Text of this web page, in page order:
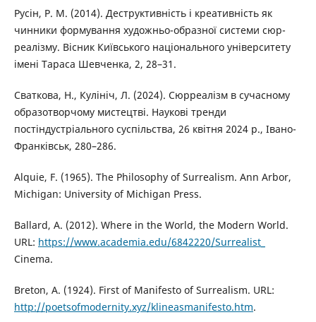
Русін, Р. М. (2014). Деструктивність і креативність як
чинники формування художньо-образної системи сюр-
реалізму. Вісник Київського національного університету
імені Тараса Шевченка, 2, 28–31.
Сваткова, Н., Кулініч, Л. (2024). Сюрреалізм в сучасному
образотворчому мистецтві. Наукові тренди
постіндустріального суспільства, 26 квітня 2024 р., Івано-
Франківськ, 280–286.
Alquie, F. (1965). The Philosophy of Surrealism. Ann Arbor,
Michigan: University of Michigan Press.
Ballard, А. (2012). Where in the World, the Modern World.
URL: https://www.academia.edu/6842220/Surrealist_
Cinema.
Breton, A. (1924). First of Manifesto of Surrealism. URL:
http://poetsofmodernity.xyz/klineasmanifesto.htm.